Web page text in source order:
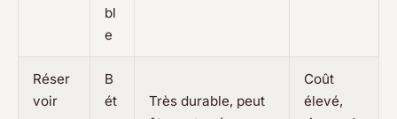
bl
e
Réser
voir
B
ét
Très durable, peut
Coût
élevé,